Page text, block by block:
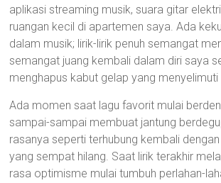
aplikasi streaming musik, suara gitar
ruangan kecil di apartemen saya. Ada
dalam musik; lirik-lirik penuh semangat
semangat juang kembali dalam diri saya
menghapus kabut gelap yang menyelimuti
Ada momen saat lagu favorit mulai
sampai-sampai membuat jantung
rasanya seperti terhubung kembali
yang sempat hilang. Saat lirik terakhir
rasa optimisme mulai tumbuh perlahan-